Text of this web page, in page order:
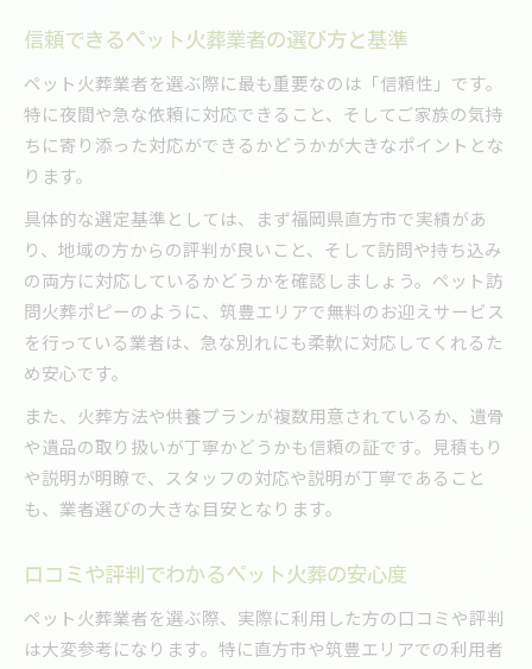
信頼できるペット火葬業者の選び方と基準
ペット火葬業者を選ぶ際に最も重要なのは「信頼性」です。
特に夜間や急な依頼に対応できること、そしてご家族の気持
ちに寄り添った対応ができるかどうかが大きなポイントとな
ります。
具体的な選定基準としては、まず福岡県直方市で実績があ
り、地域の方からの評判が良いこと、そして訪問や持ち込み
の両方に対応しているかどうかを確認しましょう。ペット訪
問火葬ポピーのように、筑豊エリアで無料のお迎えサービス
を行っている業者は、急な別れにも柔軟に対応してくれるた
め安心です。
また、火葬方法や供養プランが複数用意されているか、遺骨
や遺品の取り扱いが丁寧かどうかも信頼の証です。見積もり
や説明が明瞭で、スタッフの対応や説明が丁寧であること
も、業者選びの大きな目安となります。
口コミや評判でわかるペット火葬の安心度
ペット火葬業者を選ぶ際、実際に利用した方の口コミや評判
は大変参考になります。特に直方市や筑豊エリアでの利用者